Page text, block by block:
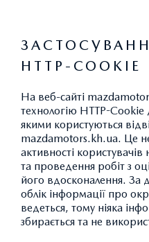
ВИКИДИ CO2
АКСЕСУАРИ
ПОВЕРНУТИСЯ ДО
HTTP-COOKIE
На веб-сайті
технологію HTTP-Cookie
якими користуються
mazdamotors.kh.ua. Це
активності
та проведення робіт з
його вдосконалення. За
облік інформації про
ведеться, тому ніяка
збирається та не